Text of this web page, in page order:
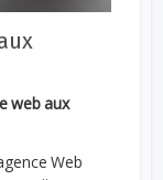
web aux
Web